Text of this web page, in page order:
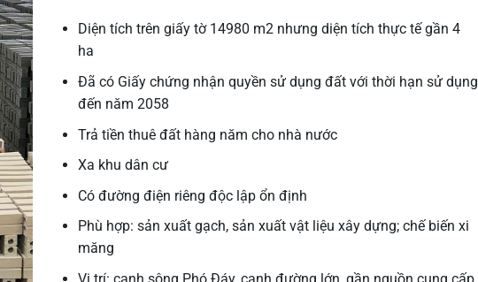
Diện tích trên giấy tờ 14980 m2 nhưng diện tích thực tế gần 4
ha
Đã có Giấy chứng nhận quyền sử dụng đất với thời hạn sử dụng
đến năm 2058
Trả tiền thuê đất hàng năm cho nhà nước
Xa khu dân cư
Có đường điện riêng độc lập ổn định
Phù hợp: sản xuất gạch, sản xuất vật liệu xây dựng; chế biến xi
măng